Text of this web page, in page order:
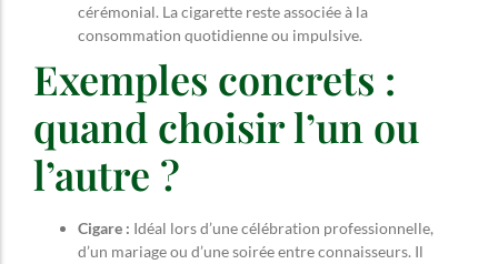
cérémonial. La cigarette reste associée à la
consommation quotidienne ou impulsive.
Exemples concrets :
quand choisir l’un ou
l’autre ?
Cigare : Idéal lors d’une célébration professionnelle,
d’un mariage ou d’une soirée entre connaisseurs. Il